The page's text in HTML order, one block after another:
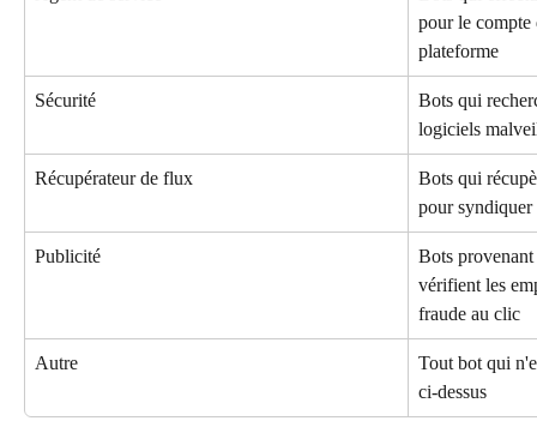
pour le compte
plateforme
Sécurité
Bots qui
logiciels
Récupérateur de flux
Bots qui
pour
Publicité
Bots
vérifient les
fraude au clic
Autre
Tout bot qui
ci-dessus